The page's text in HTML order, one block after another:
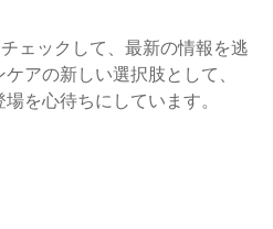
ェックして、最新の情報を逃
アの新しい選択肢として、
を心待ちにしています。